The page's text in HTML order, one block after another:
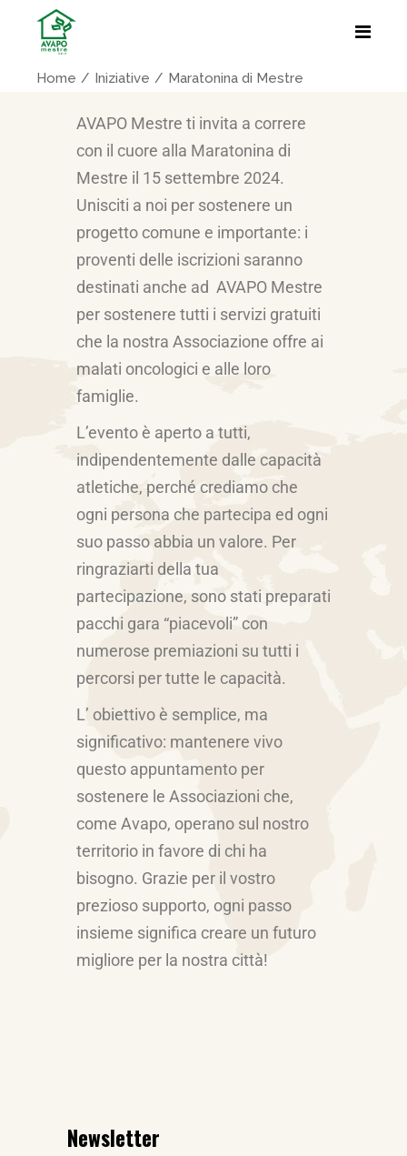
Home Iniziative Maratonina di Mestre
AVAPO Mestre ti invita a correre
con il cuore alla Maratonina di
Mestre il 15 settembre 2024.
Unisciti a noi per sostenere un
progetto comune e importante: i
proventi delle iscrizioni saranno
destinati anche ad AVAPO Mestre
per sostenere tutti i servizi gratuiti
che la nostra Associazione offre ai
malati oncologici e alle loro
famiglie.
L’evento è aperto a tutti,
indipendentemente dalle capacità
atletiche, perché crediamo che
ogni persona che partecipa ed ogni
suo passo abbia un valore. Per
ringraziarti della tua
partecipazione, sono stati preparati
pacchi gara “piacevoli” con
numerose premiazioni su tutti i
percorsi per tutte le capacità.
L’ obiettivo è semplice, ma
significativo: mantenere vivo
questo appuntamento per
sostenere le Associazioni che,
come Avapo, operano sul nostro
territorio in favore di chi ha
bisogno. Grazie per il vostro
prezioso supporto, ogni passo
insieme significa creare un futuro
migliore per la nostra città!
Newsletter